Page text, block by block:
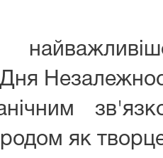
як